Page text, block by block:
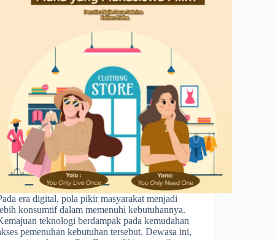
era digital, pola pikir masyarakat menjadi
konsumtif dalam memenuhi kebutuhannya.
teknologi berdampak pada kemudahan
pemenuhan kebutuhan tersebut. Dewasa ini,